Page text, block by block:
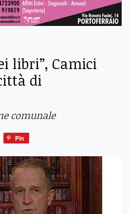
libri”, Camici
di
comunale
Pin